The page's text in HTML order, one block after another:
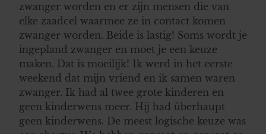
zwanger worden en er zijn mensen die van
elke zaadcel waarmee ze in contact komen
zwanger worden. Beide is lastig! Soms wordt je
ingepland zwanger en moet je een keuze
maken. Dat is moeilijk! Ik werd in het eerste
weekend dat mijn vriend en ik samen waren
zwanger. Ik had al twee grote kinderen en
geen kinderwens meer. Hij had überhaupt
geen kinderwens. De meest logische keuze was